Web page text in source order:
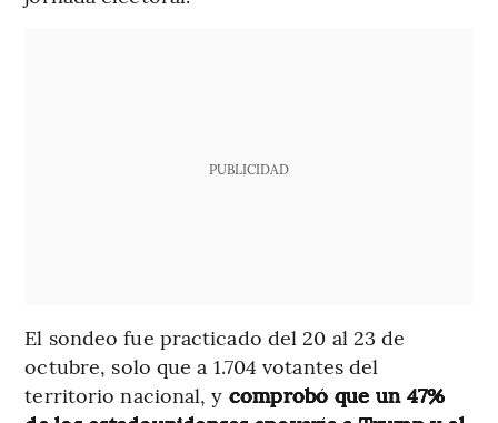
PUBLICIDAD
El sondeo fue practicado del 20 al 23 de
octubre, solo que a 1.704 votantes del
territorio nacional, y comprobó que un 47%